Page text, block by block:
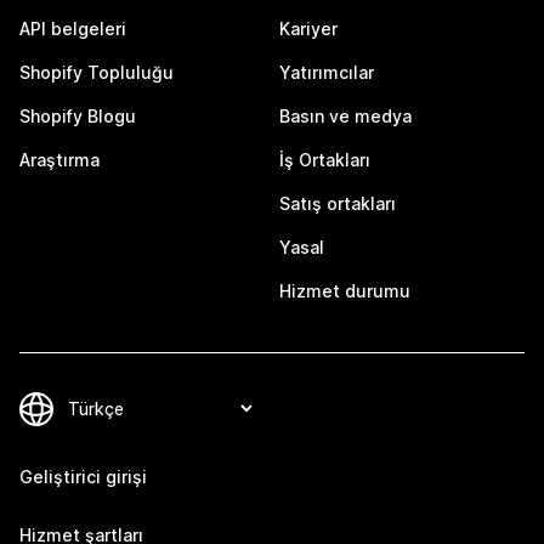
API belgeleri
Shopify Topluluğu
Shopify Blogu
Araştırma
Kariyer
Yatırımcılar
Basın ve medya
İş Ortakları
Satış ortakları
Yasal
Hizmet durumu
Geliştirici girişi
Hizmet şartları